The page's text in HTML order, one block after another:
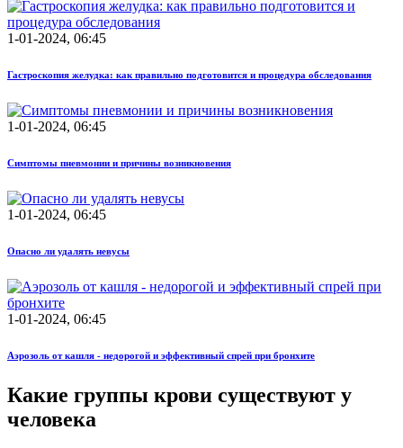
1-01-2024, 06:45
Гастроскопия желудка: как правильно подготовится и процедура обследования
1-01-2024, 06:45
Симптомы пневмонии и причины возникновения
1-01-2024, 06:45
Опасно ли удалять невусы
1-01-2024, 06:45
Аэрозоль от кашля - недорогой и эффективный спрей при бронхите
Какие группы крови существуют у
человека